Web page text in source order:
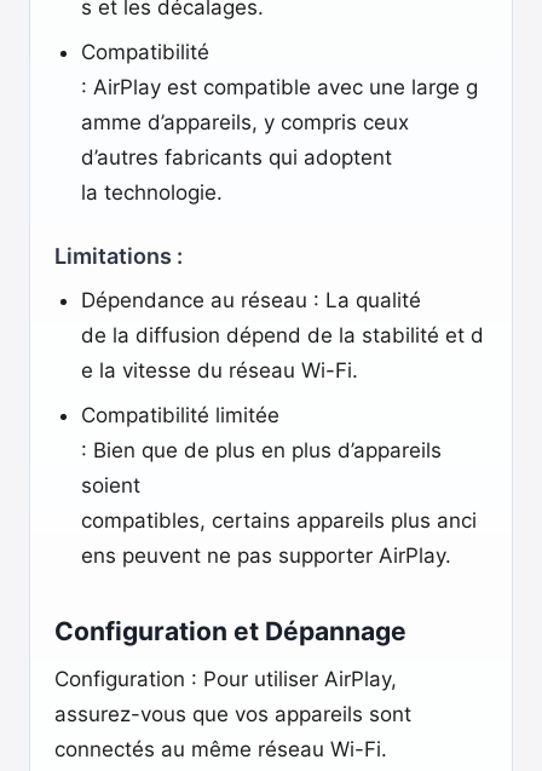
s et les décalages.
Compatibilité
: AirPlay est compatible avec une large g
amme d’appareils, y compris ceux
d’autres fabricants qui adoptent
la technologie.
Limitations :
Dépendance au réseau : La qualité
de la diffusion dépend de la stabilité et d
e la vitesse du réseau Wi-Fi.
Compatibilité limitée
: Bien que de plus en plus d’appareils
soient
compatibles, certains appareils plus anci
ens peuvent ne pas supporter AirPlay.
Configuration et Dépannage
Configuration : Pour utiliser AirPlay,
assurez-vous que vos appareils sont
connectés au même réseau Wi-Fi.